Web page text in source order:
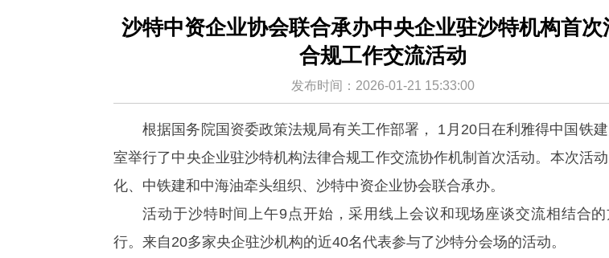
沙特中资企业协会联合承办中央企业驻沙特机构首次
合规工作交流活动
发布时间：2026-01-21 15:33:00
根据国务院国资委政策法规局有关工作部署， 1月20日在利雅得中国铁
室举行了中央企业驻沙特机构法律合规工作交流协作机制首次活动。本次活
化、中铁建和中海油牵头组织、沙特中资企业协会联合承办。
活动于沙特时间上午9点开始，采用线上会议和现场座谈交流相结合
行。来自20多家央企驻沙机构的近40名代表参与了沙特分会场的活动。